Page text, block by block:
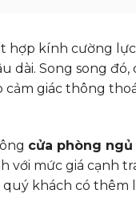
hợp kính cường
Song song
giác thông
cửa phòng
mức giá cạnh
khách có thêm